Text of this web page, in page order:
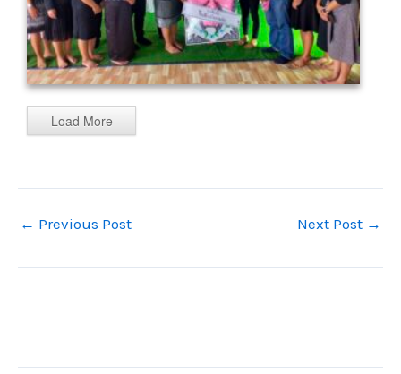
Load More
← Previous Post Next Post →